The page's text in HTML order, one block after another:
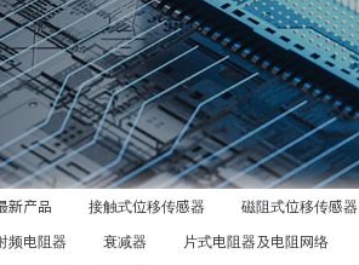
新产品 接触式位移传感器 磁阻式位移传感器
频电阻器
衰减器 片式电阻器及电阻网络